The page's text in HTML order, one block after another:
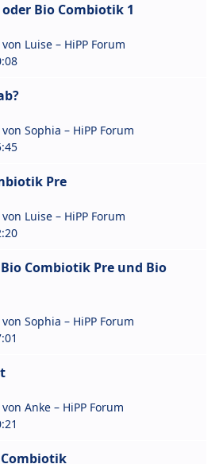
Bio Combiotik 1
Luise – HiPP Forum
Sophia – HiPP Forum
Pre
Luise – HiPP Forum
Combiotik Pre und Bio
Sophia – HiPP Forum
Anke – HiPP Forum